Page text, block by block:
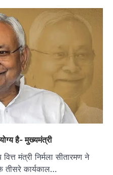
है- मुख्यमंत्री
मंत्री निर्मला सीतारमण ने
तीसरे कार्यकाल…